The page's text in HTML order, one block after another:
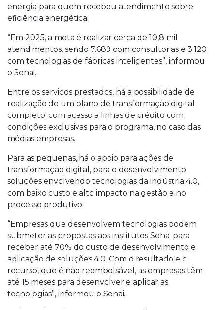
energia para quem recebeu atendimento sobre
eficiência energética.
“Em 2025, a meta é realizar cerca de 10,8 mil
atendimentos, sendo 7.689 com consultorias e 3.120
com tecnologias de fábricas inteligentes”, informou
o Senai.
Entre os serviços prestados, há a possibilidade de
realização de um plano de transformação digital
completo, com acesso a linhas de crédito com
condições exclusivas para o programa, no caso das
médias empresas.
Para as pequenas, há o apoio para ações de
transformação digital, para o desenvolvimento
soluções envolvendo tecnologias da indústria 4.0,
com baixo custo e alto impacto na gestão e no
processo produtivo.
“Empresas que desenvolvem tecnologias podem
submeter as propostas aos institutos Senai para
receber até 70% do custo de desenvolvimento e
aplicação de soluções 4.0. Com o resultado e o
recurso, que é não reembolsável, as empresas têm
até 15 meses para desenvolver e aplicar as
tecnologias”, informou o Senai.